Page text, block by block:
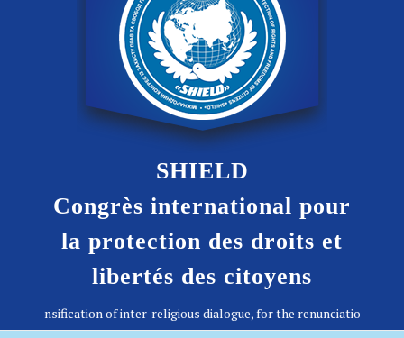
SHIELD
Congrès international pour
la protection des droits et
libertés des citoyens